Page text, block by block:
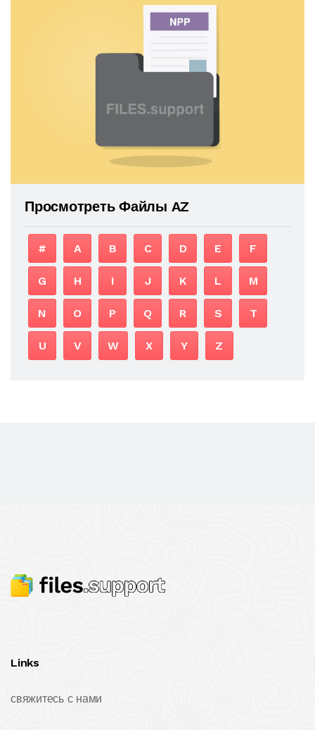
Просмотреть Файлы AZ
# A B C D E F
G H I J K L M
N O P Q R S T
U V W X Y Z
Links
свяжитесь с нами